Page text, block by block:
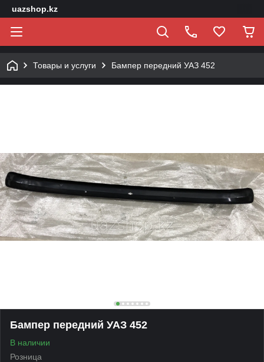
uazshop.kz
Товары и услуги Бампер передний УАЗ 452
Бампер передний УАЗ 452
В наличии
Розница